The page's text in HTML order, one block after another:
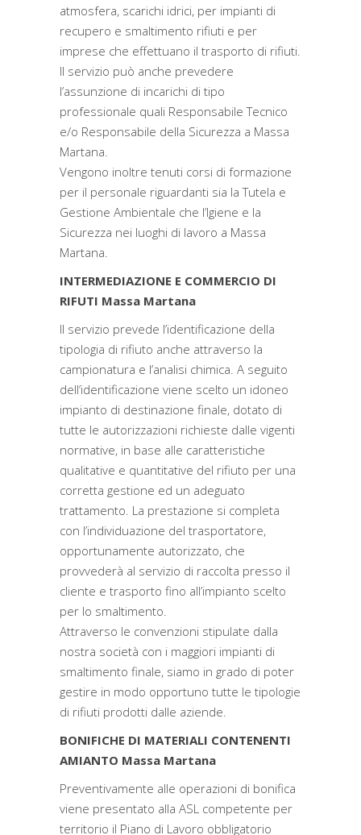
atmosfera, scarichi idrici, per impianti di
recupero e smaltimento rifiuti e per
imprese che effettuano il trasporto di rifiuti.
Il servizio può anche prevedere
l’assunzione di incarichi di tipo
professionale quali Responsabile Tecnico
e/o Responsabile della Sicurezza a Massa
Martana.
Vengono inoltre tenuti corsi di formazione
per il personale riguardanti sia la Tutela e
Gestione Ambientale che l’Igiene e la
Sicurezza nei luoghi di lavoro a Massa
Martana.
INTERMEDIAZIONE E COMMERCIO DI
RIFUTI Massa Martana
Il servizio prevede l’identificazione della
tipologia di rifiuto anche attraverso la
campionatura e l’analisi chimica. A seguito
dell’identificazione viene scelto un idoneo
impianto di destinazione finale, dotato di
tutte le autorizzazioni richieste dalle vigenti
normative, in base alle caratteristiche
qualitative e quantitative del rifiuto per una
corretta gestione ed un adeguato
trattamento. La prestazione si completa
con l’individuazione del trasportatore,
opportunamente autorizzato, che
provvederà al servizio di raccolta presso il
cliente e trasporto fino all’impianto scelto
per lo smaltimento.
Attraverso le convenzioni stipulate dalla
nostra società con i maggiori impianti di
smaltimento finale, siamo in grado di poter
gestire in modo opportuno tutte le tipologie
di rifiuti prodotti dalle aziende.
BONIFICHE DI MATERIALI CONTENENTI
AMIANTO Massa Martana
Preventivamente alle operazioni di bonifica
viene presentato alla ASL competente per
territorio il Piano di Lavoro obbligatorio